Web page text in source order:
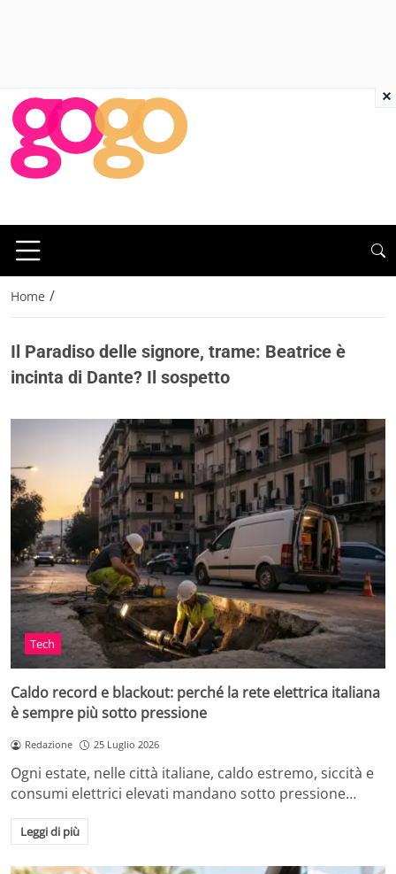
Home /
Il Paradiso delle signore, trame: Beatrice è
incinta di Dante? Il sospetto
Tech
Caldo record e blackout: perché la rete elettrica italiana
è sempre più sotto pressione
Redazione 25 Luglio 2026
Ogni estate, nelle città italiane, caldo estremo, siccità e
consumi elettrici elevati mandano sotto pressione…
Leggi di più
×